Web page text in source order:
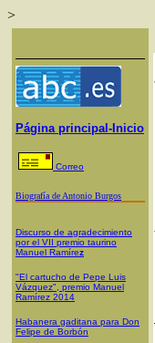
>
Página principal-Inicio
Correo
Biografía de Antonio Burgos
Discurso de agradecimiento
por el VII premio taurino
Manuel Ramírez
"El cartucho de Pepe Luis
Vázquez", premio Manuel
Ramírez 2014
Habanera gaditana para Don
Felipe de Borbón